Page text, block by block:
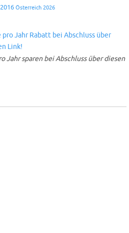
Österreich 2026
Jahr sparen bei Abschluss über diesen